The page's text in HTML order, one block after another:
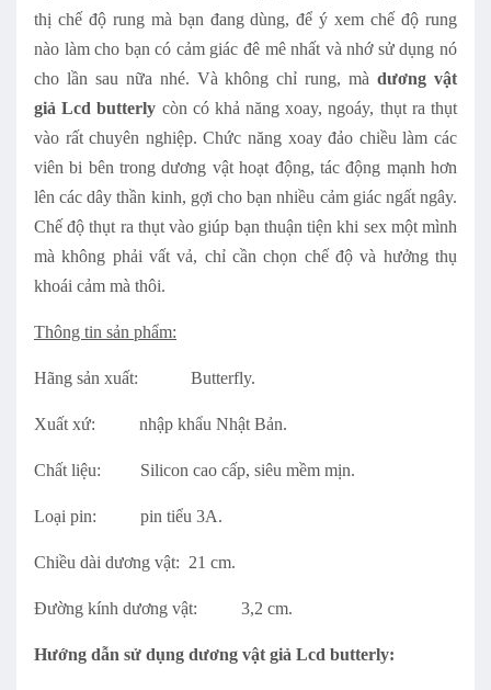
thị chế độ rung mà bạn đang dùng, để ý xem chế độ rung
nào làm cho bạn có cảm giác đê mê nhất và nhớ sử dụng nó
cho lần sau nữa nhé. Và không chỉ rung, màdương vật
giả Lcd butterly còn có khả năng xoay, ngoáy, thụt ra thụt
vào rất chuyên nghiệp. Chức năng xoay đảo chiều làm các
viên bi bên trong dương vật hoạt động, tác động mạnh hơn
lên các dây thần kinh, gợi cho bạn nhiều cảm giác ngất ngây.
Chế độ thụt ra thụt vào giúp bạn thuận tiện khi sex một mình
mà không phải vất vả, chỉ cần chọn chế độ và hưởng thụ
khoái cảm mà thôi.
Thông tin sản phẩm:
Hãng sản xuất: Butterfly.
Xuất xứ: nhập khẩu Nhật Bản.
Chất liệu: Silicon cao cấp, siêu mềm mịn.
Loại pin: pin tiểu 3A.
Chiều dài dương vật: 21 cm.
Đường kính dương vật: 3,2 cm.
Hướng dẫn sử dụng dương vật giả Lcd butterly: